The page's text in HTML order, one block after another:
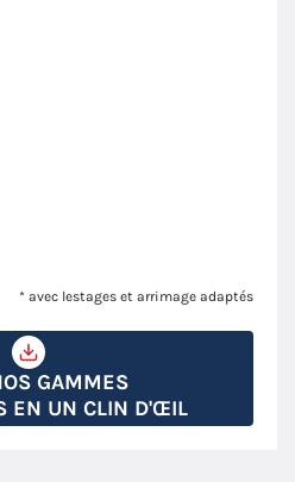
* avec lestages et arrimage adaptés
GAMMES
EN UN CLIN D'ŒIL